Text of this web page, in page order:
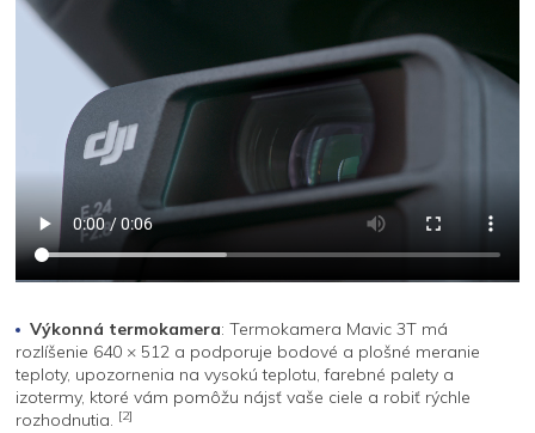
Výkonná termokamera: Termokamera Mavic 3T má
rozlíšenie 640 × 512 a podporuje bodové a plošné meranie
teploty, upozornenia na vysokú teplotu, farebné palety a
izotermy, ktoré vám pomôžu nájsť vaše ciele a robiť rýchle
rozhodnutia. [2]